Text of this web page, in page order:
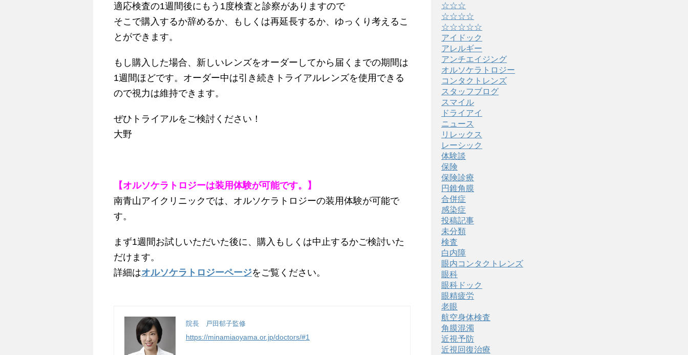
適応検査の1週間後にもう1度検査と診察がありますので
そこで購入するか辞めるか、もしくは再延長するか、ゆっくり考えるこ
とができます。
もし購入した場合、新しいレンズをオーダーしてから届くまでの期間は
1週間ほどです。オーダー中は引き続きトライアルレンズを使用できる
ので視力は維持できます。
ぜひトライアルをご検討ください！
大野
【オルソケラトロジーは装用体験が可能です。】
南青山アイクリニックでは、オルソケラトロジーの装用体験が可能で
す。
まず1週間お試しいただいた後に、購入もしくは中止するかご検討いた
だけます。
詳細はオルソケラトロジーページをご覧ください。
院長 戸田郁子監修
https://minamiaoyama.or.jp/doctors/#1
☆☆☆
☆☆☆☆
☆☆☆☆☆
アイドック
アレルギー
アンチエイジング
オルソケラトロジー
コンタクトレンズ
スタッフブログ
スマイル
ドライアイ
ニュース
リレックス
レーシック
体験談
保険
保険診療
円錐角膜
合併症
感染症
投稿記事
未分類
検査
白内障
眼内コンタクトレンズ
眼科
眼科ドック
眼精疲労
老眼
航空身体検査
角膜混濁
近視予防
近視回復治療